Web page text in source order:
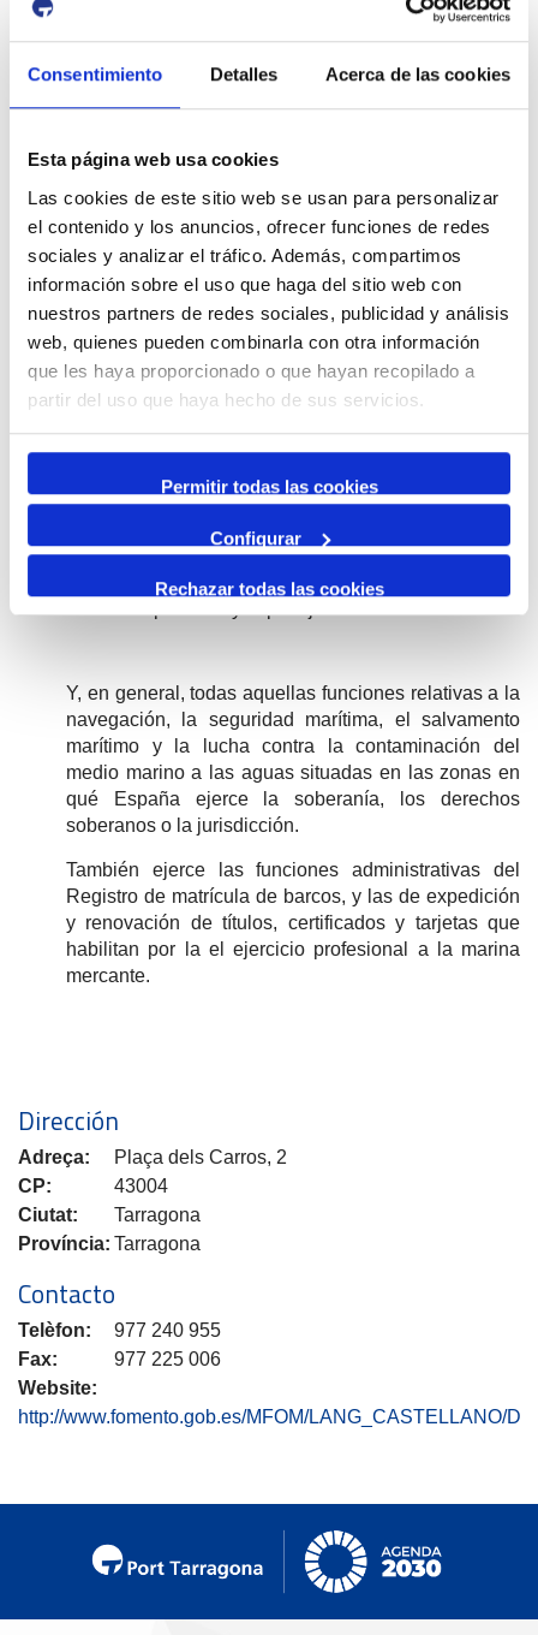
Consentimiento Detalles Acerca de las cookies
Esta página web usa cookies
Las cookies de este sitio web se usan para personalizar
el contenido y los anuncios, ofrecer funciones de redes
sociales y analizar el tráfico. Además, compartimos
información sobre el uso que haga del sitio web con
nuestros partners de redes sociales, publicidad y análisis
web, quienes pueden combinarla con otra información
que les haya proporcionado o que hayan recopilado a
partir del uso que haya hecho de sus servicios.
Permitir todas las cookies
Configurar
Rechazar todas las cookies
soberanos o la jurisdicción.
El seguimiento y el control del plan nacional de
servicios especiales de salvamento de la vida
humana a la mar y de la lucha contra la
contaminación del medio marino.
La supervisión de la investigación de los
accidentes o los siniestros marítimos o los
o el desenrolament de las tripulaciones y las
relativas a los pasajeros o a las personas ajenas
Y, en general, todas aquellas funciones relativas a la
navegación, la seguridad marítima, el salvamento
marítimo y la lucha contra la contaminación del
medio marino a las aguas situadas en las zonas en
qué España ejerce la soberanía, los derechos
soberanos o la jurisdicción.
También ejerce las funciones administrativas del
Registro de matrícula de barcos, y las de expedición
y renovación de títulos, certificados y tarjetas que
habilitan por la el ejercicio profesional a la marina
mercante.
Dirección
Adreça:
Plaça dels Carros, 2
CP:
43004
Ciutat:
Tarragona
Província: Tarragona
Contacto
Telèfon:
977 240 955
Fax:
977 225 006
Website:
http://www.fomento.gob.es/MFOM/LANG_CASTELLANO/